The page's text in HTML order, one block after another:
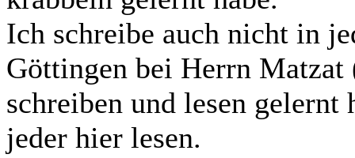
Ich schreibe auch nicht in
Göttingen bei Herrn
schreiben und lesen gelernt
jeder hier lesen.